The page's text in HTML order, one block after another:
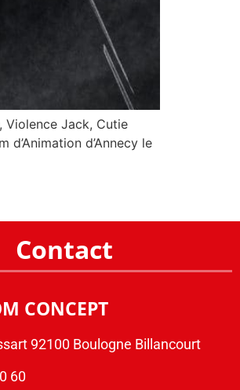
Violence Jack, Cutie
d’Annecy le
Contact
CONCEPT
92100 Boulogne Billancourt
60